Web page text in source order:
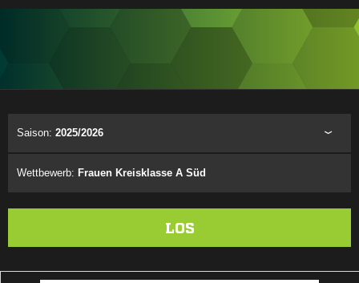
Saison: 2025/2026
Wettbewerb: Frauen Kreisklasse A Süd
LOS